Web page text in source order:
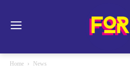
Home News